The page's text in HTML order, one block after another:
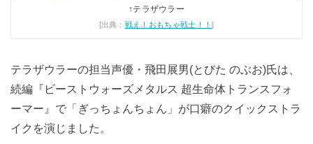
↑テラザウラー
[出典： 戦え！おもちゃ戦士！！]
テラザウラーの担当声優・飛田展男(とびた のぶお)氏は、
続編『ビーストウォーズメタルス 超生命体トランスフォ
ーマー』で「ぎっちょんちょん」が口癖のクイックストラ
イクを演じました。